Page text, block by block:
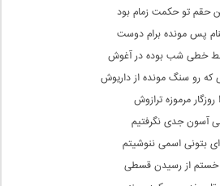
حقم تو حکمت زمام بود
پس مونده برام دوست
خطی شب بوده در آغوش
که رو سنگ مونده از داریوش
روزگار مرموزه ترازوش
آسون جدی نگرفتیم
بتونی اسمی ننوشیتم
خستم از رسیدن قسطی